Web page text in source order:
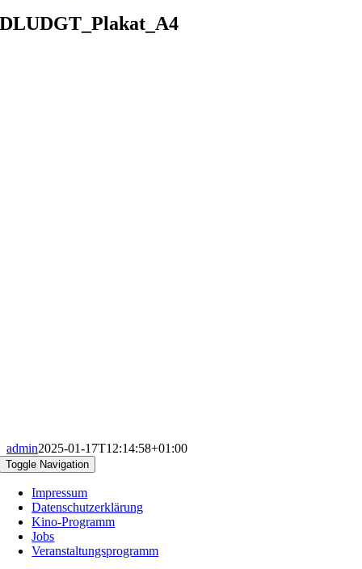
DLUDGT_Plakat_A4
admin2025-01-17T12:14:58+01:00
Toggle Navigation
Impressum
Datenschutzerklärung
Kino-Programm
Jobs
Veranstaltungsprogramm